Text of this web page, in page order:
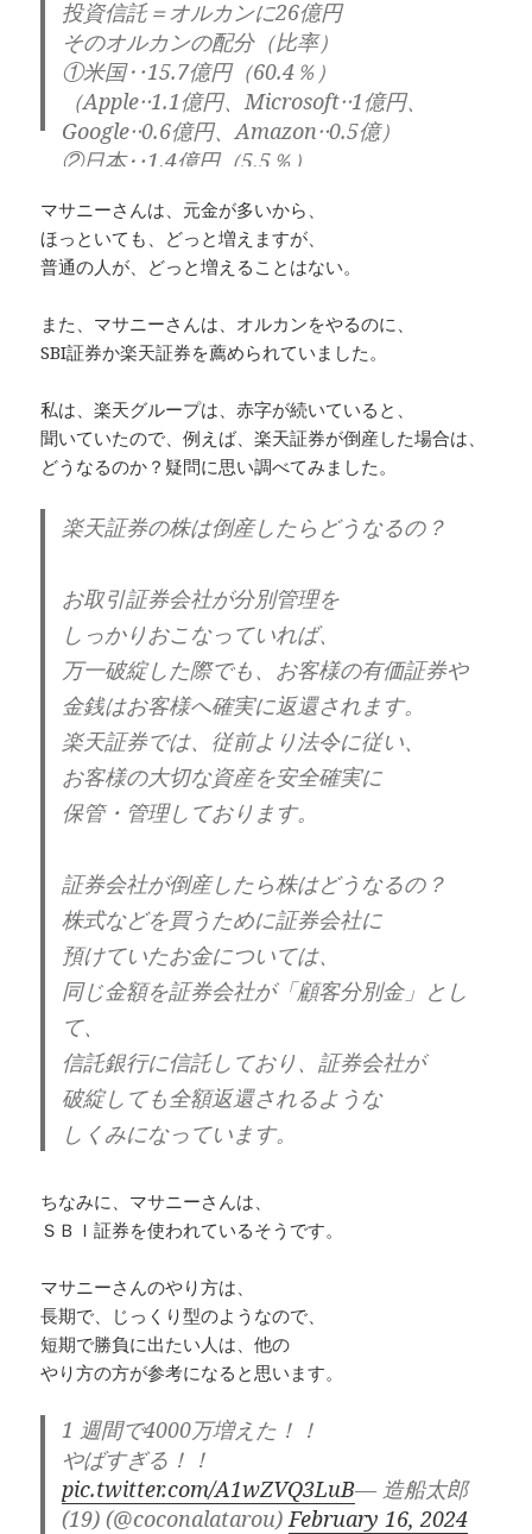
投資信託＝オルカンに26億円
そのオルカンの配分（比率）
①米国‥15.7億円（60.4％）
（Apple‥1.1億円、Microsoft‥1億円、
Google‥0.6億円、Amazon‥0.5億）
②日本‥1.4億円（5.5％）
④フランス‥0.7億円
⑤新興国‥2.7億円（10.4％）
https://t.co/POR28CQ3aA
資産35億円ニート (@alljon12)February 7,
2024
マサニーさんは、元金が多いから、
ほっといても、どっと増えますが、
普通の人が、どっと増えることはない。
また、マサニーさんは、オルカンをやるのに、
SBI証券か楽天証券を薦められていました。
私は、楽天グループは、赤字が続いていると、
聞いていたので、例えば、楽天証券が倒産した場合は、
どうなるのか？疑問に思い調べてみました。
楽天証券の株は倒産したらどうなるの？
お取引証券会社が分別管理を
しっかりおこなっていれば、
万一破綻した際でも、お客様の有価証券や
金銭はお客様へ確実に返還されます。
楽天証券では、従前より法令に従い、
お客様の大切な資産を安全確実に
保管・管理しております。
証券会社が倒産したら株はどうなるの？
株式などを買うために証券会社に
預けていたお金については、
同じ金額を証券会社が「顧客分別金」とし
て、
信託銀行に信託しており、証券会社が
破綻しても全額返還されるような
しくみになっています。
ちなみに、マサニーさんは、
ＳＢＩ証券を使われているそうです。
マサニーさんのやり方は、
長期で、じっくり型のようなので、
短期で勝負に出たい人は、他の
やり方の方が参考になると思います。
1 週間で4000万増えた！！
やばすぎる！！
pic.twitter.com/A1wZVQ3LuB— 造船太郎
(19) (@coconalatarou)February 16, 2024